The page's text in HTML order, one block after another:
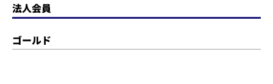
法人会員
ゴールド